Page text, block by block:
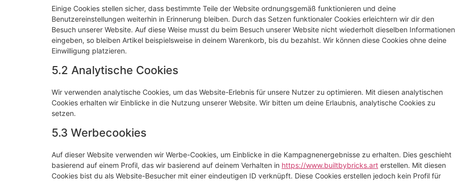
Einige Cookies stellen sicher, dass bestimmte Teile der Website ordnungsgemäß funktionieren und deine
Benutzereinstellungen weiterhin in Erinnerung bleiben. Durch das Setzen funktionaler Cookies erleichtern wir dir den
Besuch unserer Website. Auf diese Weise musst du beim Besuch unserer Website nicht wiederholt dieselben Informationen
eingeben, so bleiben Artikel beispielsweise in deinem Warenkorb, bis du bezahlst. Wir können diese Cookies ohne deine
Einwilligung platzieren.
5.2 Analytische Cookies
Wir verwenden analytische Cookies, um das Website-Erlebnis für unsere Nutzer zu optimieren. Mit diesen analytischen
Cookies erhalten wir Einblicke in die Nutzung unserer Website. Wir bitten um deine Erlaubnis, analytische Cookies zu
setzen.
5.3 Werbecookies
Auf dieser Website verwenden wir Werbe-Cookies, um Einblicke in die Kampagnenergebnisse zu erhalten. Dies geschieht
basierend auf einem Profil, das wir basierend auf deinem Verhalten in https://www.builtbybricks.art erstellen. Mit diesen
Cookies bist du als Website-Besucher mit einer eindeutigen ID verknüpft. Diese Cookies erstellen jedoch kein Profil für